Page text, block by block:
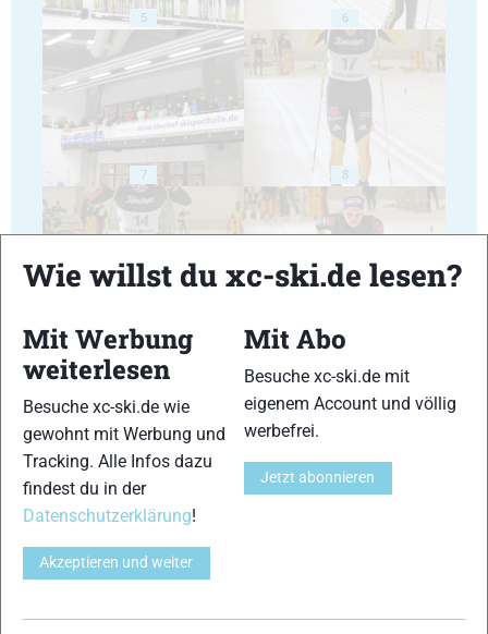
5 6
7 8
9 10
11
Wie willst du xc-ski.de lesen?
Mit Werbung
weiterlesen
Besuche xc-ski.de wie
gewohnt mit Werbung und
Tracking. Alle Infos dazu
findest du in der
Datenschutzerklärung!
Akzeptieren und weiter
Mit Abo
Besuche xc-ski.de mit
eigenem Account und völlig
werbefrei.
Jetzt abonnieren